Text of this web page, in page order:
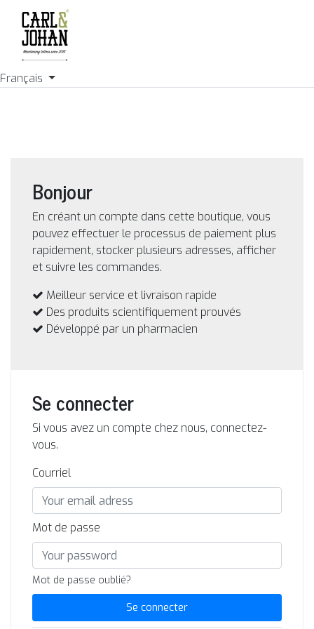
Français
Bonjour
En créant un compte dans cette boutique, vous
pouvez effectuer le processus de paiement plus
rapidement, stocker plusieurs adresses, afficher
et suivre les commandes.
Meilleur service et livraison rapide
Des produits scientifiquement prouvés
Développé par un pharmacien
Se connecter
Si vous avez un compte chez nous, connectez-
vous.
Courriel
Mot de passe
Mot de passe oublié?
Se connecter